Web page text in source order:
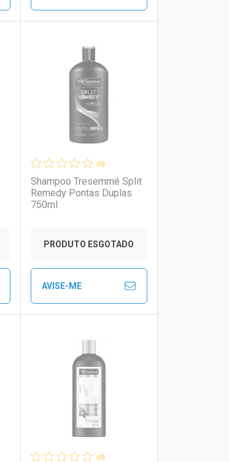
Laboratório
Ver Desconto Convênio
Por Menos
(0)
Shampoo Tresemmé Split
Remedy Pontas Duplas
750ml
PRODUTO ESGOTADO
AVISE-ME
Laboratório
Por Menos
(0)